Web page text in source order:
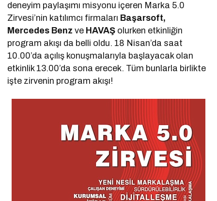
deneyim paylaşımı misyonu içeren Marka 5.0
Zirvesi’nin katılımcı firmaları Başarsoft,
Mercedes Benzve HAVAŞ olurken etkinliğin
program akışı da belli oldu. 18 Nisan’da saat
10.00’da açılış konuşmalarıyla başlayacak olan
etkinlik 13.00’da sona erecek. Tüm bunlarla birlikte
işte zirvenin program akışı!